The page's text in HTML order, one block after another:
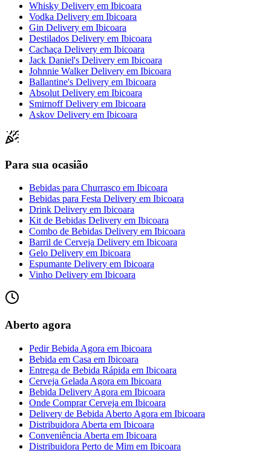
Whisky Delivery em Ibicoara
Vodka Delivery em Ibicoara
Gin Delivery em Ibicoara
Destilados Delivery em Ibicoara
Cachaça Delivery em Ibicoara
Jack Daniel's Delivery em Ibicoara
Johnnie Walker Delivery em Ibicoara
Ballantine's Delivery em Ibicoara
Absolut Delivery em Ibicoara
Smirnoff Delivery em Ibicoara
Askov Delivery em Ibicoara
Para sua ocasião
Bebidas para Churrasco em Ibicoara
Bebidas para Festa Delivery em Ibicoara
Drink Delivery em Ibicoara
Kit de Bebidas Delivery em Ibicoara
Combo de Bebidas Delivery em Ibicoara
Barril de Cerveja Delivery em Ibicoara
Gelo Delivery em Ibicoara
Espumante Delivery em Ibicoara
Vinho Delivery em Ibicoara
Aberto agora
Pedir Bebida Agora em Ibicoara
Bebida em Casa em Ibicoara
Entrega de Bebida Rápida em Ibicoara
Cerveja Gelada Agora em Ibicoara
Bebida Delivery Agora em Ibicoara
Onde Comprar Cerveja em Ibicoara
Delivery de Bebida Aberto Agora em Ibicoara
Distribuidora Aberta em Ibicoara
Conveniência Aberta em Ibicoara
Distribuidora Perto de Mim em Ibicoara